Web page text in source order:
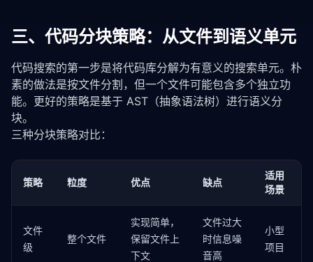
三、代码分块策略：从文件到语义单元
代码搜索的第一步是将代码库分解为有意义的搜索单元。朴
素的做法是按文件分割，但一个文件可能包含多个独立功
能。更好的策略是基于 AST（抽象语法树）进行语义分
块。
三种分块策略对比：
策略 粒度 优点 缺点
适用
场景
文件
级
整个文件
实现简单，
保留文件上
下文
文件过大
时信息噪
音高
小型
项目